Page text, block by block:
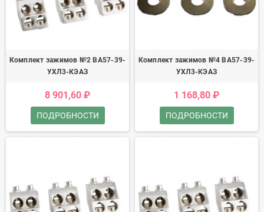
Комплект зажимов №2 ВА57-39-
УХЛ3-КЭАЗ
8 901,60 ₽
ПОДРОБНОСТИ
Комплект зажимов №4 ВА57-39-
УХЛ3-КЭАЗ
1 168,80 ₽
ПОДРОБНОСТИ